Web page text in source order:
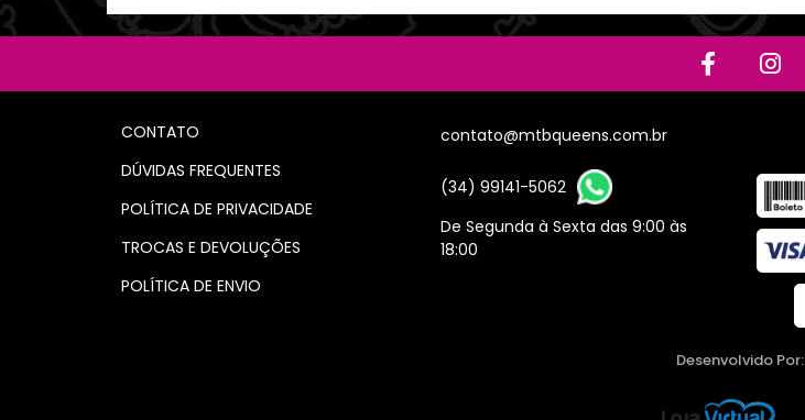
CONTATO
DÚVIDAS FREQUENTES
POLÍTICA DE PRIVACIDADE
TROCAS E DEVOLUÇÕES
POLÍTICA DE ENVIO
contato@mtbqueens.com.br
(34) 99141-5062
De Segunda à Sexta das 9:00 às
18:00
Desenvolvido Por: